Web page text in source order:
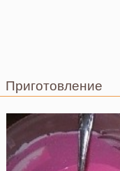
Приготовление